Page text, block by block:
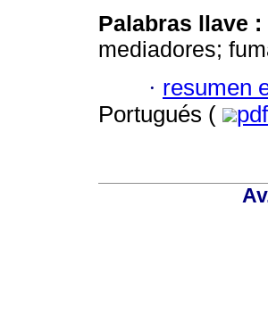
Palabras llave :
mediadores;
· resumen
Portugués (
pdf